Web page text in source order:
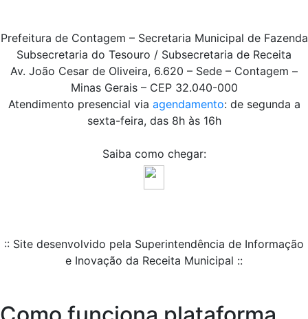
Prefeitura de Contagem – Secretaria Municipal de Fazenda
Subsecretaria do Tesouro / Subsecretaria de Receita
Av. João Cesar de Oliveira, 6.620 – Sede – Contagem –
Minas Gerais – CEP 32.040-000
Atendimento presencial via agendamento: de segunda a
sexta-feira, das 8h às 16h
Saiba como chegar:
:: Site desenvolvido pela Superintendência de Informação
e Inovação da Receita Municipal ::